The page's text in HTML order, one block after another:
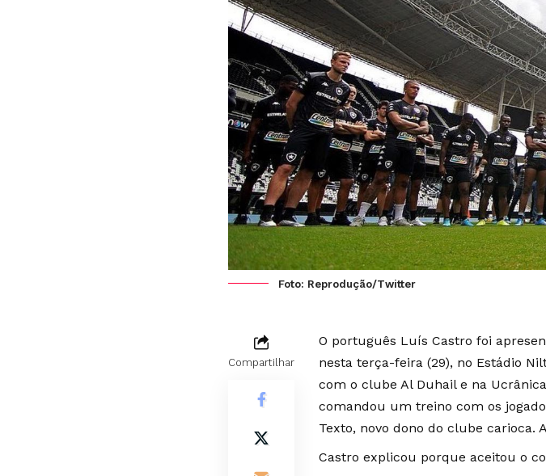
Foto: Reprodução/Twitter
Compartilhar
O português Luís Castro foi
nesta terça-feira (29), no Estádio
com o clube Al Duhail e na
comandou um treino com os
Texto, novo dono do clube carioca.
Castro explicou porque aceitou o